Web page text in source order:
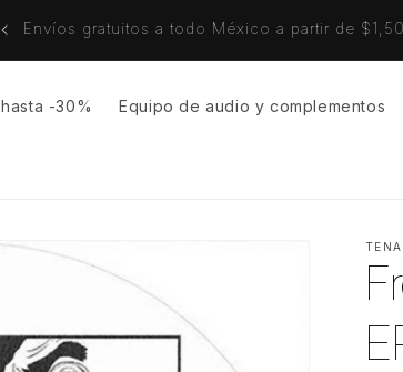
Envíos gratuitos a todo México a partir de
-30% Equipo de audio y complementos